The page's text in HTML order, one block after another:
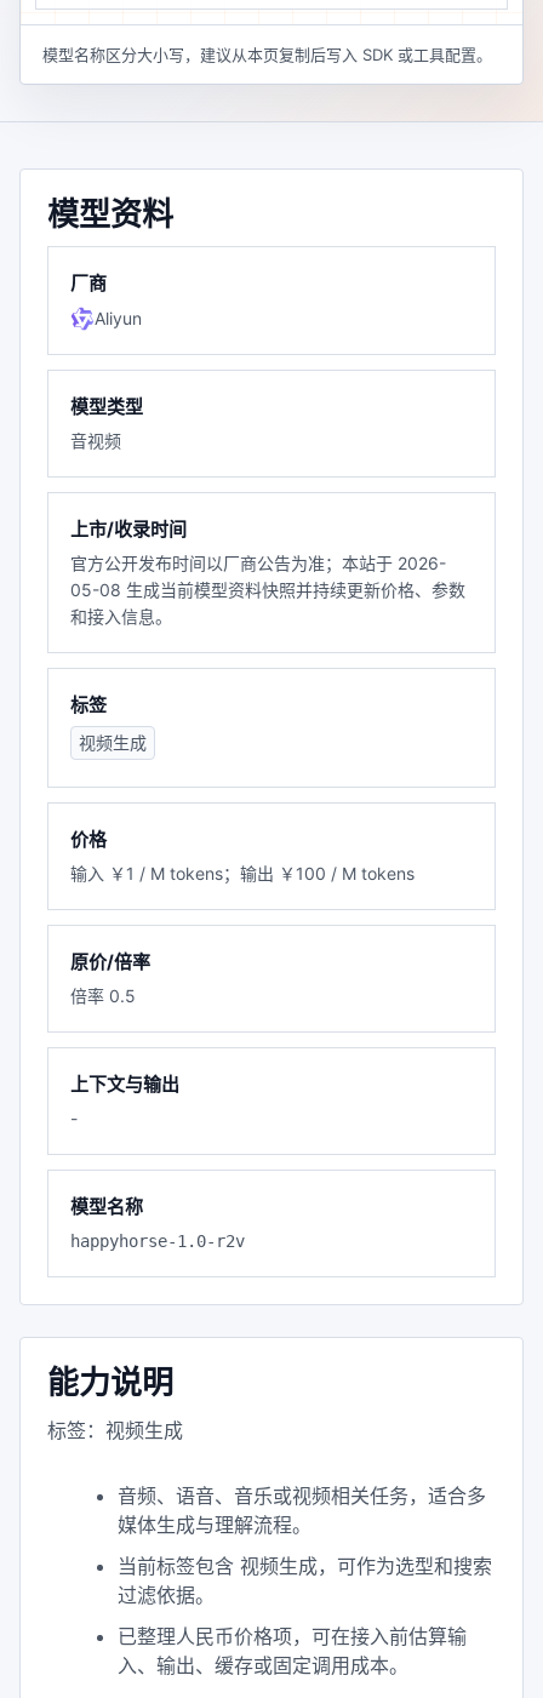
模型名称区分大小写，建议从本页复制后写入 SDK 或工具配置。
模型资料
厂商
Aliyun
模型类型
音视频
上市/收录时间
官方公开发布时间以厂商公告为准；本站于 2026-
05-08 生成当前模型资料快照并持续更新价格、参数
和接入信息。
标签
视频生成
价格
输入 ￥1 / M tokens；输出 ￥100 / M tokens
原价/倍率
倍率 0.5
上下文与输出
-
模型名称
happyhorse-1.0-r2v
能力说明
标签：视频生成
音频、语音、音乐或视频相关任务，适合多
媒体生成与理解流程。
当前标签包含 视频生成，可作为选型和搜索
过滤依据。
已整理人民币价格项，可在接入前估算输
入、输出、缓存或固定调用成本。